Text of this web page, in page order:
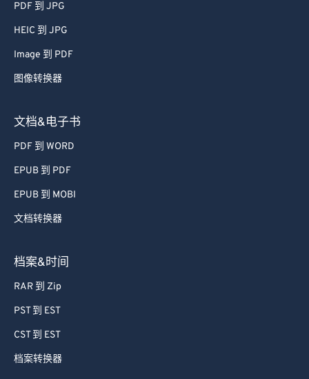
PDF 到 JPG
HEIC 到 JPG
Image 到 PDF
图像转换器
文档&电子书
PDF 到 WORD
EPUB 到 PDF
EPUB 到 MOBI
文档转换器
档案&时间
RAR 到 Zip
PST 到 EST
CST 到 EST
档案转换器